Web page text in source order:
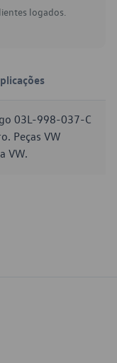
logados.
03L-998-037-C
Peças VW
VW.